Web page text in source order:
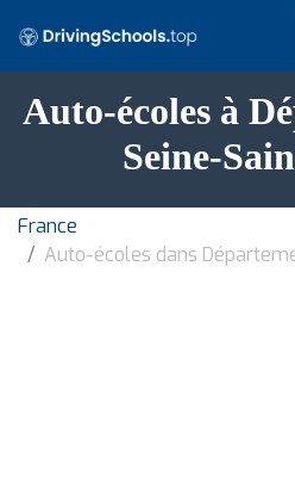
Auto-écoles à
Seine-
France
Auto-écoles dans